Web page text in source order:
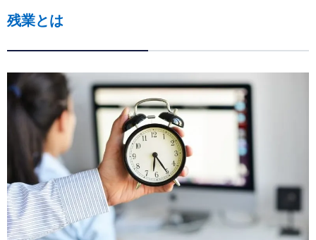
残業とは